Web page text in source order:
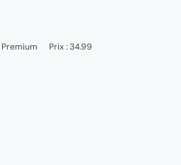
Premium Prix : 34.99